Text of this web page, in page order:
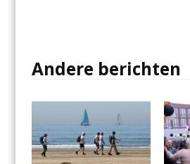
Andere berichten